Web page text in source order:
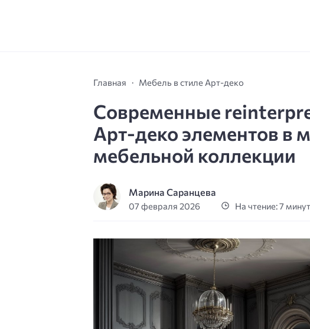
Главная Мебель в стиле Арт-деко
Современные
Арт-деко элементов в
мебельной коллекции
Марина Саранцева
07 февраля 2026 На чтение: 7 минут